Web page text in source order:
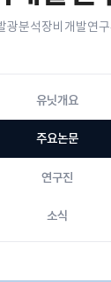
광분석장비개발연구
유닛개요
주요논문
연구진
소식